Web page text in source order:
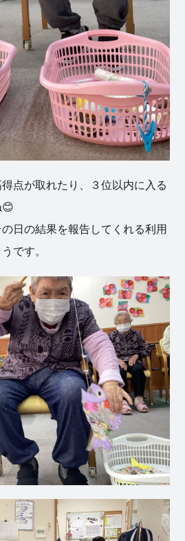
点が取れたり、３位以内に入る
😊
日の結果を報告してくれる利用
です。